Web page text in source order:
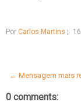
Por Carlos Martins
← Mensagem mais
0 comments: